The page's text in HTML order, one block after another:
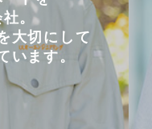
社。
大切にして
います。